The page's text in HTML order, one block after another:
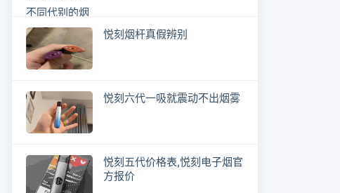
悦刻烟杆真假辨别
悦刻六代一吸就震动不出烟雾
悦刻五代价格表,悦刻电子烟官
方报价